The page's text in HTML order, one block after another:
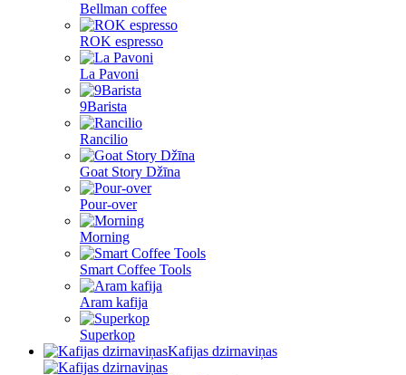
Bellman coffee
ROK espresso
La Pavoni
9Barista
Rancilio
Goat Story Džīna
Pour-over
Morning
Smart Coffee Tools
Aram kafija
Superkop
Kafijas dzirnaviņas